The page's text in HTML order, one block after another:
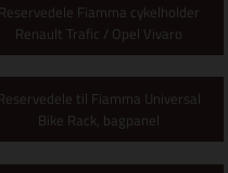
Reservedele Fiamma cykelholder
Renault Trafic / Opel Vivaro
til Fiamma Universal
Bike Rack, bagpanel